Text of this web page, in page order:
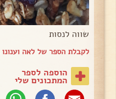
שווה לנסות
לקבלת הספר של לאה
הוספה לספר
המתכונים שלי